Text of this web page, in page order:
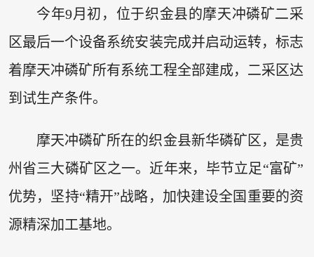
今年9月初，位于织金县的摩天冲磷矿二采
区最后一个设备系统安装完成并启动运转，标志
着摩天冲磷矿所有系统工程全部建成，二采区达
到试生产条件。
摩天冲磷矿所在的织金县新华磷矿区，是贵
州省三大磷矿区之一。近年来，毕节立足“富矿”
优势，坚持“精开”战略，加快建设全国重要的资
源精深加工基地。